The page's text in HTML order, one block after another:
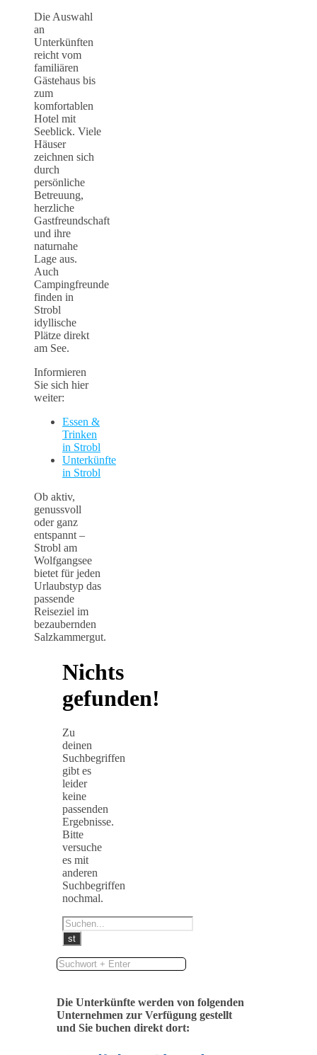
Die Auswahl
an
Unterkünften
reicht vom
familiären
Gästehaus bis
zum
komfortablen
Hotel mit
Seeblick. Viele
Häuser
zeichnen sich
durch
persönliche
Betreuung,
herzliche
Gastfreundschaft
und ihre
naturnahe
Lage aus.
Auch
Campingfreunde
finden in
Strobl
idyllische
Plätze direkt
am See.
Informieren
Sie sich hier
weiter:
Essen &
Trinken
in Strobl
Unterkünfte
in Strobl
Ob aktiv,
genussvoll
oder ganz
entspannt –
Strobl am
Wolfgangsee
bietet für jeden
Urlaubstyp das
passende
Reiseziel im
bezaubernden
Salzkammergut.
Nichts
gefunden!
Zu
deinen
Suchbegriffen
gibt es
leider
keine
passenden
Ergebnisse.
Bitte
versuche
es mit
anderen
Suchbegriffen
nochmal.
Die Unterkünfte werden von folgenden
Unternehmen zur Verfügung gestellt
und Sie buchen direkt dort: